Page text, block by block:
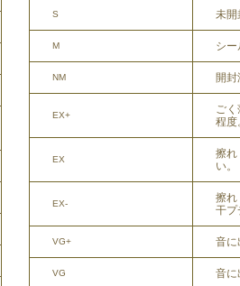
S 未開
M シー
NM 開封
EX+
ご
程度
EX
擦れ
い。
EX-
擦れ
干プ
VG+ 音に
VG 音に